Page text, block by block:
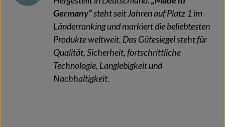
Germany“steht seit Jahren auf Platz 1 im
Länderranking und markiert die beliebtesten
Produkte weltweit. Das Gütesiegel steht für
Qualität, Sicherheit, fortschrittliche
Technologie, Langlebigkeit und
Nachhaltigkeit.